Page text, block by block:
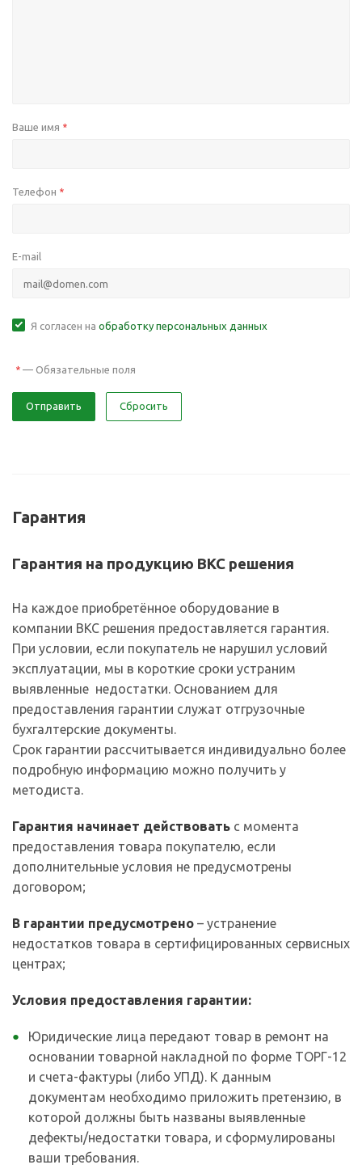
Ваше имя *
Телефон *
E-mail
Я согласен на обработку персональных данных
* — Обязательные поля
Отправить Сбросить
Гарантия
Гарантия на продукцию ВКС решения
На каждое приобретённое оборудование в
компании ВКС решения предоставляется гарантия.
При условии, если покупатель не нарушил условий
эксплуатации, мы в короткие сроки устраним
выявленные недостатки. Основанием для
предоставления гарантии служат отгрузочные
бухгалтерские документы.
Срок гарантии рассчитывается индивидуально более
подробную информацию можно получить у
методиста.
Гарантия начинает действовать с момента
предоставления товара покупателю, если
дополнительные условия не предусмотрены
договором;
В гарантии предусмотрено – устранение
недостатков товара в сертифицированных сервисных
центрах;
Условия предоставления гарантии:
Юридические лица передают товар в ремонт на
основании товарной накладной по форме ТОРГ-12
и счета-фактуры (либо УПД). К данным
документам необходимо приложить претензию, в
которой должны быть названы выявленные
дефекты/недостатки товара, и сформулированы
ваши требования.